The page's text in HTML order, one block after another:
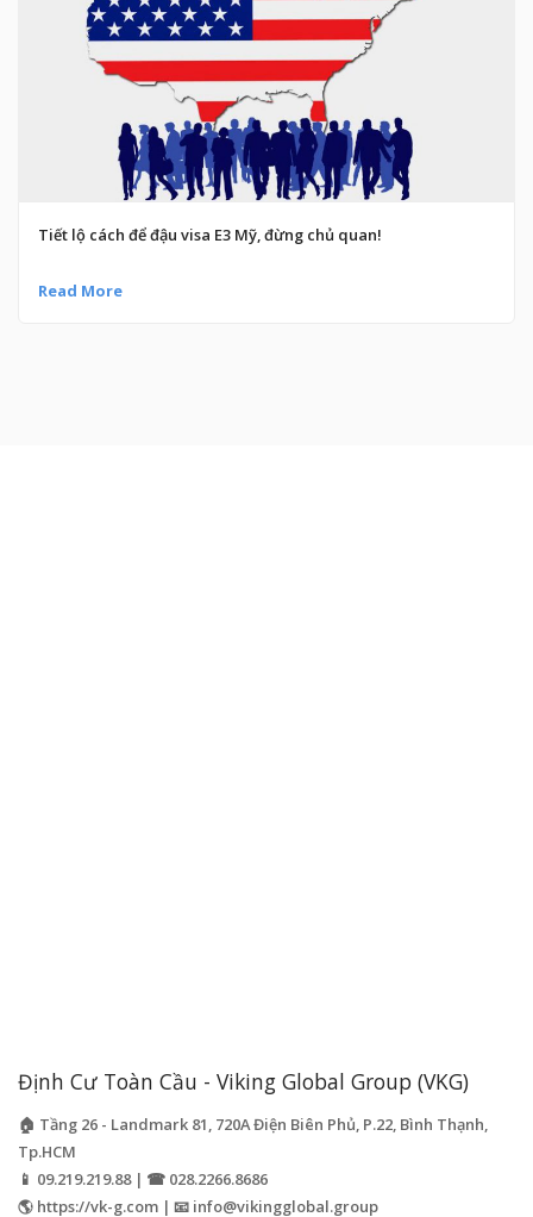
Tiết lộ cách để đậu visa E3 Mỹ, đừng chủ quan!
Read More
Định Cư Toàn Cầu - Viking Global Group (VKG)
🏠 Tầng 26 - Landmark 81, 720A Điện Biên Phủ, P.22, Bình Thạnh,
Tp.HCM
📱 09.219.219.88 | ☎ 028.2266.8686
🌎 https://vk-g.com | 📧 info@vikingglobal.group